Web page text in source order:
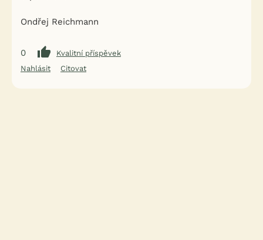
Ondřej Reichmann
0
Kvalitní příspěvek
Nahlásit
Citovat